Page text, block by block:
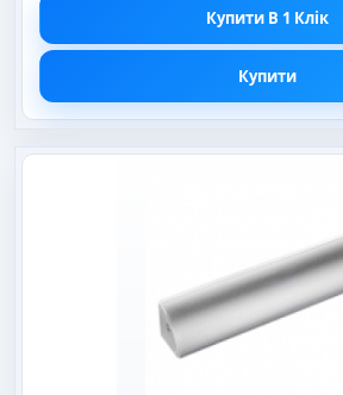
Купити В 1 Клік
Купити